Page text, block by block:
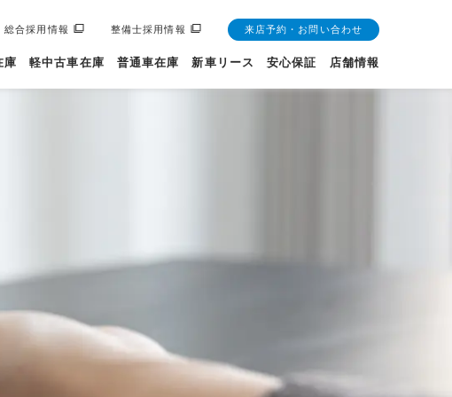
総合採用情報 整備士採用情報 来店予約・お問い合わせ
庫 軽中古車在庫 普通車在庫 新車リース 安心保証 店舗情報